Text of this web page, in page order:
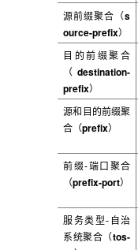
源前缀聚合 （s
ource-prefix）
目的前缀聚合
（ destination-
prefix）
源和目的前缀聚
合（prefix）
前缀-端口聚合
（prefix-port）
服务类型- 自治
系统聚合（tos-